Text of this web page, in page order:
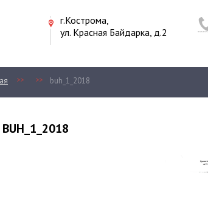
г.Кострома,
ул. Красная Байдарка, д.2
>> >> buh_1_2018